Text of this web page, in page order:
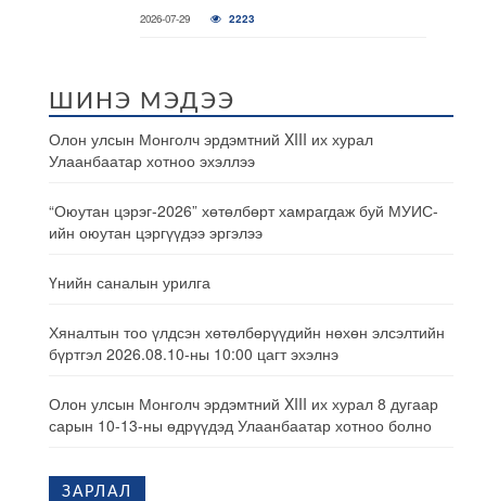
2026-07-29 2223
ШИНЭ МЭДЭЭ
Олон улсын Монголч эрдэмтний XIII их хурал
Улаанбаатар хотноо эхэллээ
“Оюутан цэрэг-2026” хөтөлбөрт хамрагдаж буй МУИС-
ийн оюутан цэргүүдээ эргэлээ
Үнийн саналын урилга
Хяналтын тоо үлдсэн хөтөлбөрүүдийн нөхөн элсэлтийн
бүртгэл 2026.08.10-ны 10:00 цагт эхэлнэ
Олон улсын Монголч эрдэмтний XIII их хурал 8 дугаар
сарын 10-13-ны өдрүүдэд Улаанбаатар хотноо болно
ЗАРЛАЛ